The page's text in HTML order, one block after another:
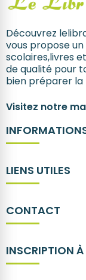
Découvrez
vous propose
scolaires,livres
de qualité pour
bien préparer
Visitez notre
LIENS UTILES
CONTACT
INSCRIPTION À